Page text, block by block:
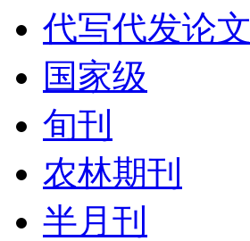
代写代发论文
国家级
旬刊
农林期刊
半月刊